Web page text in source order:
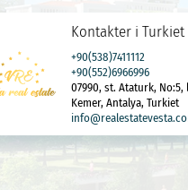
Kontakter i Turkiet
+90(538)7411112
+90(552)6966996
07990, st. Ataturk, No:5,
Kemer, Antalya, Turkiet